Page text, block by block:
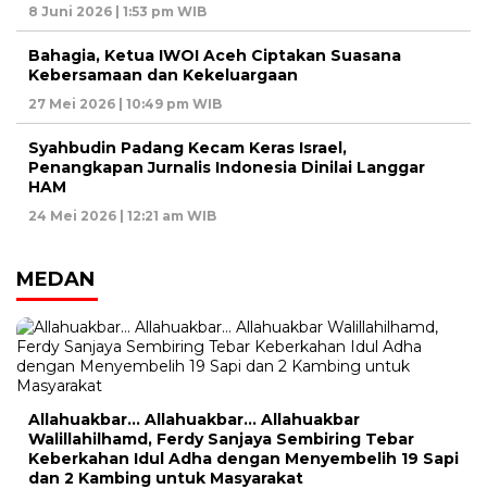
8 Juni 2026 | 1:53 pm WIB
Bahagia, Ketua IWOI Aceh Ciptakan Suasana
Kebersamaan dan Kekeluargaan
27 Mei 2026 | 10:49 pm WIB
Syahbudin Padang Kecam Keras Israel,
Penangkapan Jurnalis Indonesia Dinilai Langgar
HAM
24 Mei 2026 | 12:21 am WIB
MEDAN
Allahuakbar… Allahuakbar… Allahuakbar
Walillahilhamd, Ferdy Sanjaya Sembiring Tebar
Keberkahan Idul Adha dengan Menyembelih 19 Sapi
dan 2 Kambing untuk Masyarakat